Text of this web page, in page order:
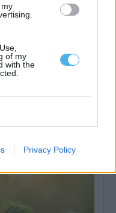
of my
with the
Privacy Policy
no Alentejo